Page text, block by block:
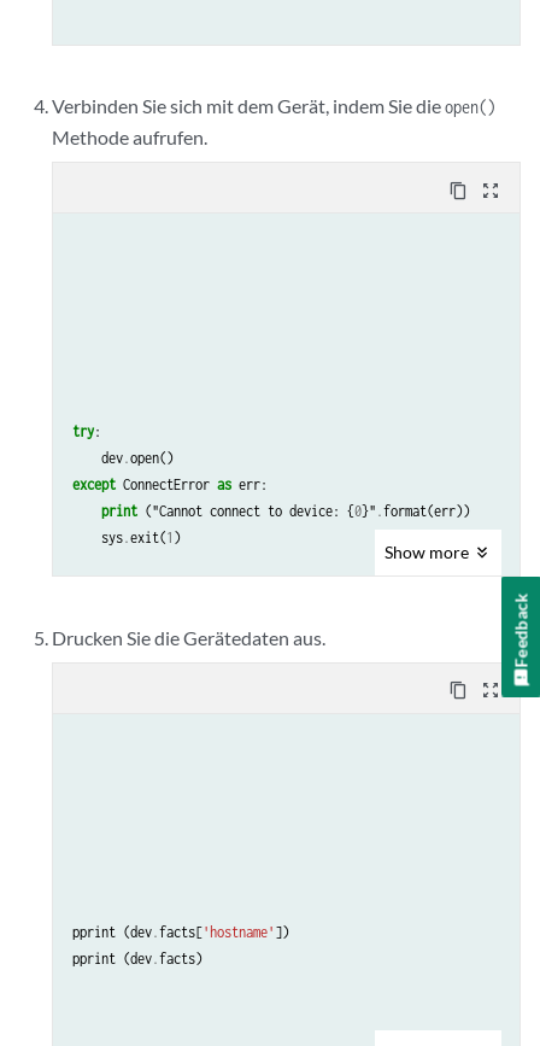
Verbinden Sie sich mit dem Gerät, indem Sie dieopen()
Methode aufrufen.
content_copy zoom_out_map
try:
dev.open()
except ConnectError as err:
print ("Cannot connect to device: {0}" .format(err))
sys.exit(1 )
Show more
Drucken Sie die Gerätedaten aus.
content_copy zoom_out_map
pprint (dev.facts['hostname' ])
pprint (dev.facts)
Feedback